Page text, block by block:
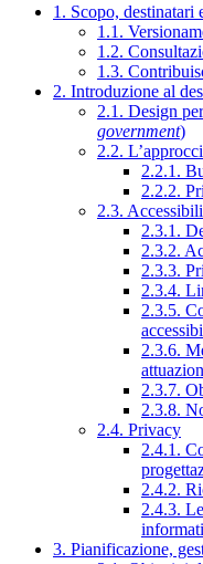
1. Scopo, destinatari
1.1.
1.2.
1.3.
2. Introduzione al
2.1. Design
government)
2.2.
2.2.1.
2.2.2.
2.3.
2.3.1.
2.3.2.
2.3.3.
2.3.4.
2.3.5.
2.3.6.
2.3.7.
2.3.8.
2.4. Privacy
2.4.1.
2.4.2.
2.4.3.
3. Pianificazione,